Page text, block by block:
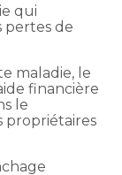
qui
pertes de
maladie, le
financière
le
propriétaires